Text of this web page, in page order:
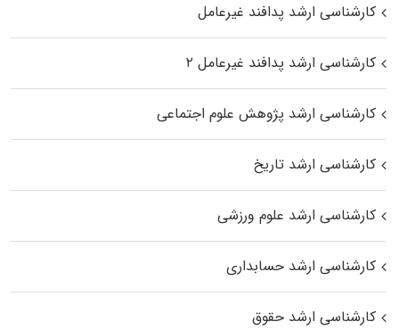
کارشناسی ارشد پدافند غیرعامل
کارشناسی ارشد پدافند غیرعامل ۲
کارشناسی ارشد پژوهش علوم اجتماعی
کارشناسی ارشد تاریخ
کارشناسی ارشد علوم ورزشی
کارشناسی ارشد حسابداری
کارشناسی ارشد حقوق